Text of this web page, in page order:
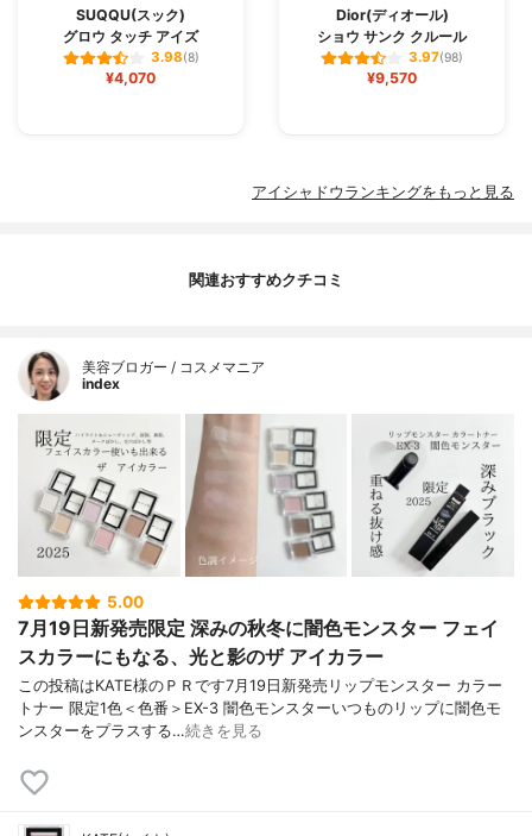
SUQQU(スック)
グロウ タッチ アイズ
3.98(8)
¥4,070
Dior(ディオール)
ショウ サンク クルール
3.97(98)
¥9,570
アイシャドウランキングをもっと見る
関連おすすめクチコミ
美容ブロガー / コスメマニア
index
5.00
7月19日新発売限定 深みの秋冬に闇色モンスター フェイ
スカラーにもなる、光と影のザ アイカラー
この投稿はKATE様のＰＲです7月19日新発売リップモンスター カラー
トナー 限定1色＜色番＞EX-3 闇色モンスターいつものリップに闇色モ
ンスターをプラスする…続きを見る